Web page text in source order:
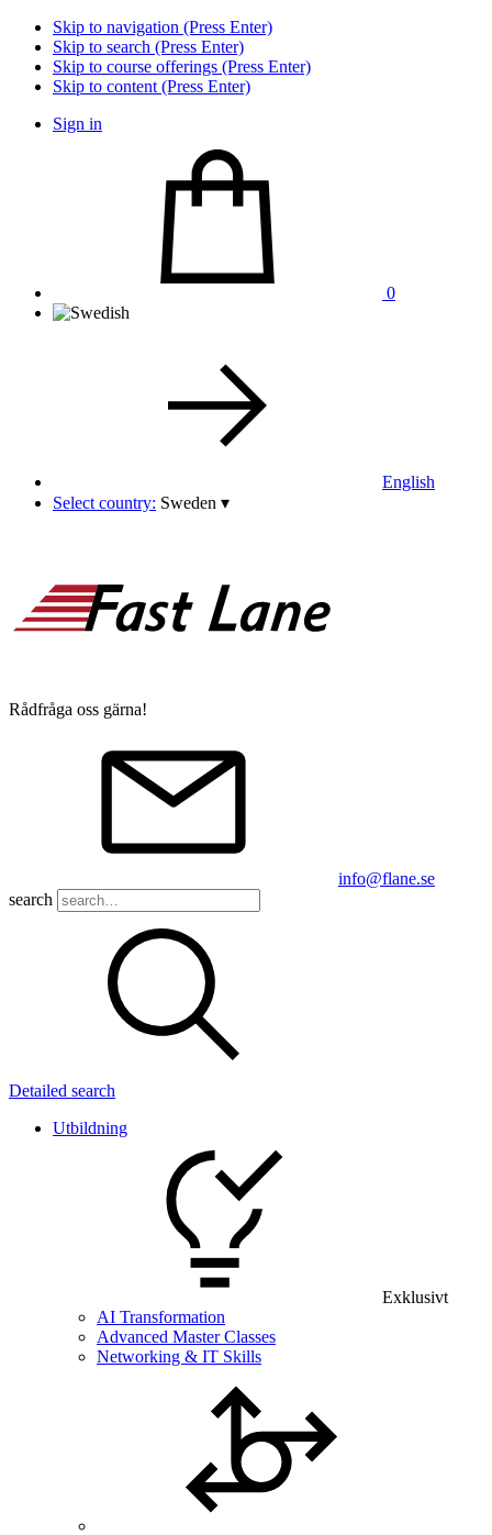
Skip to navigation (Press Enter)
Skip to search (Press Enter)
Skip to course offerings (Press Enter)
Skip to content (Press Enter)
Sign in
0
English
Select country: Sweden ▾
Rådfråga oss gärna!
info@flane.se
search
Detailed search
Utbildning
Exklusivt
AI Transformation
Advanced Master Classes
Networking & IT Skills